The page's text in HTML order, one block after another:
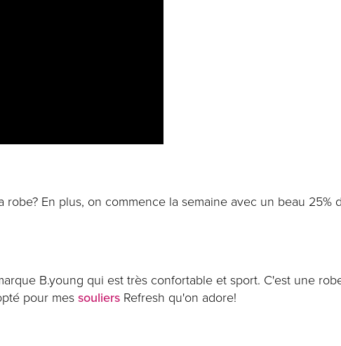
En plus, on commence la semaine avec un beau
B.young qui est très confortable et sport. C'est une
pour mes souliers Refresh qu'on adore!